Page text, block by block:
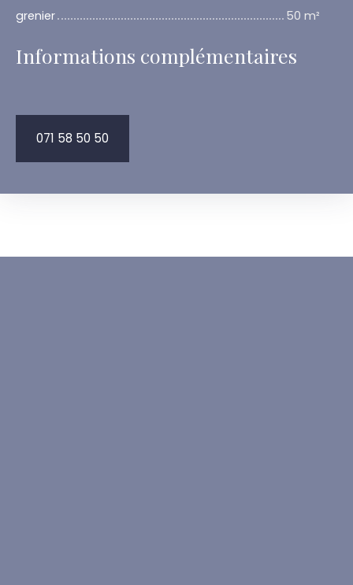
grenier
50 m²
Informations complémentaires
071 58 50 50